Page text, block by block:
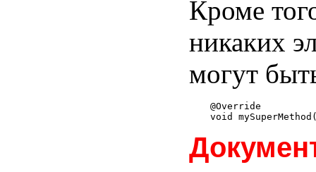
Кроме
никаких
могут
@Override